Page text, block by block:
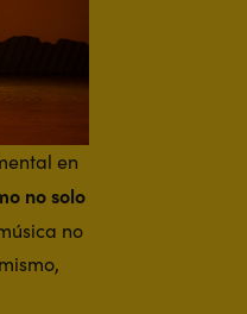
en
no solo
no